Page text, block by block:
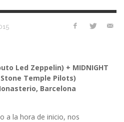
Led Zeppelin) + MIDNIGHT
Stone Temple Pilots)
Barcelona
a la hora de inicio, nos